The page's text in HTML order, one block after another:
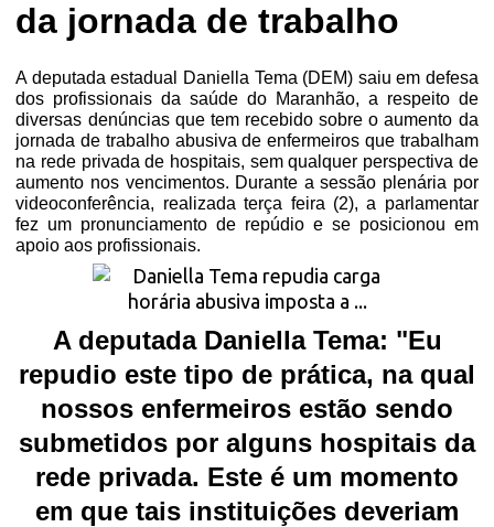
da jornada de trabalho
A deputada estadual Daniella Tema (DEM) saiu em defesa
dos profissionais da saúde do Maranhão, a respeito de
diversas denúncias que tem recebido sobre o aumento da
jornada de trabalho abusiva de enfermeiros que trabalham
na rede privada de hospitais, sem qualquer perspectiva de
aumento nos vencimentos. Durante a sessão plenária por
videoconferência, realizada terça feira (2), a parlamentar
fez um pronunciamento de repúdio e se posicionou em
apoio aos profissionais.
A deputada Daniella Tema: "Eu
repudio este tipo de prática, na qual
nossos enfermeiros estão sendo
submetidos por alguns hospitais da
rede privada. Este é um momento
em que tais instituições deveriam